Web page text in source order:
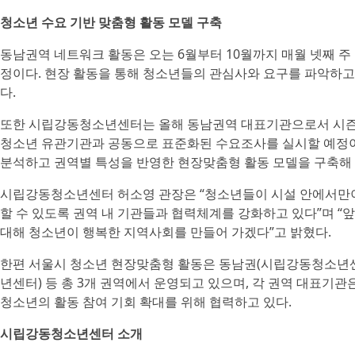
청소년 수요 기반 맞춤형 활동 모델 구축
동남권역 네트워크 활동은 오는 6월부터 10월까지 매월 넷째
정이다. 현장 활동을 통해 청소년들의 관심사와 요구를 파악하
다.
또한 시립강동청소년센터는 올해 동남권역 대표기관으로서 시
청소년 유관기관과 공동으로 표준화된 수요조사를 실시할 예
분석하고 권역별 특성을 반영한 현장맞춤형 활동 모델을 구축
시립강동청소년센터 허소영 관장은 “청소년들이 시설 안에서
할 수 있도록 권역 내 기관들과 협력체계를 강화하고 있다”며
대해 청소년이 행복한 지역사회를 만들어 가겠다”고 밝혔다.
한편 서울시 청소년 현장맞춤형 활동은 동남권(시립강동청소
년센터) 등 총 3개 권역에서 운영되고 있으며, 각 권역 대표기
청소년의 활동 참여 기회 확대를 위해 협력하고 있다.
시립강동청소년센터 소개